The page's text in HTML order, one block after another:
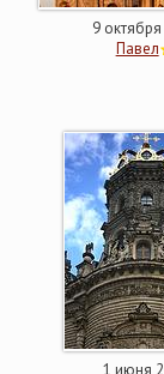
9
Павел
1 июня